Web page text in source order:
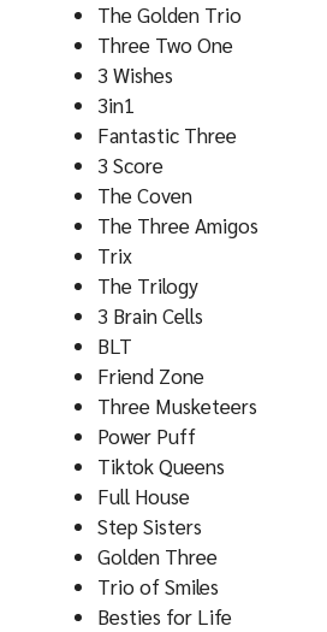
The Golden Trio
Three Two One
3 Wishes
3in1
Fantastic Three
3 Score
The Coven
The Three Amigos
Trix
The Trilogy
3 Brain Cells
BLT
Friend Zone
Three Musketeers
Power Puff
Tiktok Queens
Full House
Step Sisters
Golden Three
Trio of Smiles
Besties for Life